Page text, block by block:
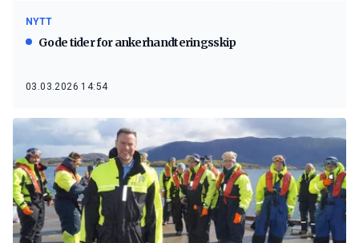
NYTT
Gode tider for ankerhandteringsskip
03.03.2026 14:54